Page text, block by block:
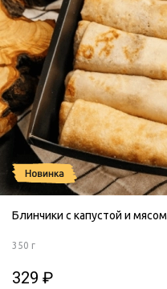
Блинчики с капустой и мясом
350 г
329 ₽